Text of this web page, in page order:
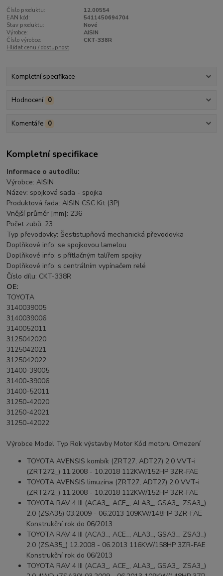
Číslo produktu:
12.00554
EAN kód:
5411450694704
Stav produktu:
Nové
Výrobce:
AISIN
Číslo výrobce:
CKT-338R
Hlídat cenu / dostupnost
Kompletní specifikace
Hodnocení 0
Komentáře 0
Kompletní specifikace
Informace o autodílu:
Výrobce: AISIN
Název: spojková sada - spojka
Produktová řada: AISIN CSC Kit (3P)
Vnější průměr [mm]: 236
Počet zubů: 23
Typ převodovky: Šestistupňová mechanická převodovka
Doplňkové info: se spojkovou lamelou
Doplňkové info: s přítlačným talířem spojky
Doplňkové info: s centrálním vypínačem relé
Číslo dílu: CKT-338R
OE:
TOYOTA
3140039005
3140039006
3140052011
3125042020
3125042021
3125042022
31400-39005
31400-39006
31400-52011
31250-42020
31250-42021
31250-42022
Výrobce Model Typ Rok výstavby Motor Kód motoru Omezení
TOYOTA AVENSIS kombík (ZRT27, ADT27) 2.0 VVT-i
(ZRT272_) 11.2008 - 10.2018 112KW/152HP 3ZR-FAE
TOYOTA AVENSIS limuzína (ZRT27, ADT27) 2.0 VVT-i
(ZRT272_) 11.2008 - 10.2018 112KW/152HP 3ZR-FAE
TOYOTA RAV 4 III (ACA3_, ACE_, ALA3_, GSA3_, ZSA3_)
2.0 (ZSA35) 03.2009 - 06.2013 109KW/148HP 3ZR-FAE
Konstrukční rok do 06/2013
TOYOTA RAV 4 III (ACA3_, ACE_, ALA3_, GSA3_, ZSA3_)
2.0 (ZSA35_) 12.2008 - 06.2013 116KW/158HP 3ZR-FAE
Konstrukční rok do 06/2013
TOYOTA RAV 4 III (ACA3_, ACE_, ALA3_, GSA3_, ZSA3_)